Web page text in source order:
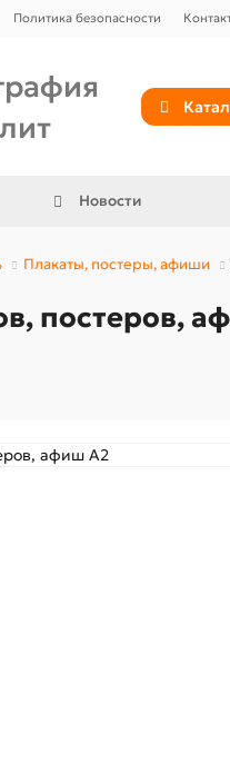
Политика безопасности
Новости
Плакаты, постеры, афиши
постеров,